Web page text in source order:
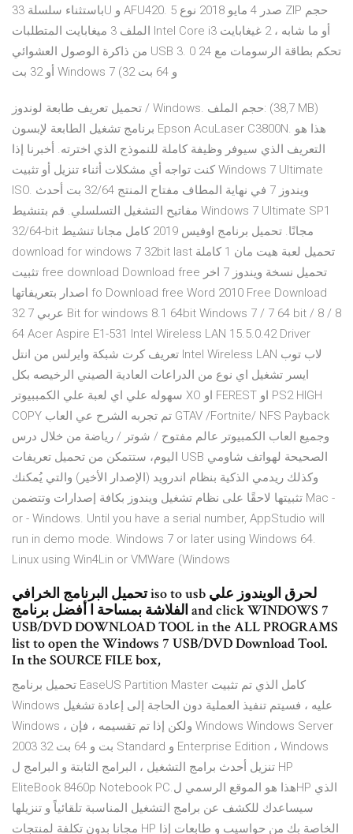
باستثناء سلسلة 33U و AFU420. 5 صدر 4 مايو 2018 نوع ZIP حجم
الملف 3 ميغابايت المتطلبات Intel Core i3 أو ما شابه ، 2 غيغابايت
من ذاكرة الوصول العشوائي USB 3. 0 تحكم بطاقة الرسومات مع 24
أو 32 بت Windows 7 (32 و 64 بت
تحميل تعريف طابعة لوندوز / Windows. حجم الملف: (38,7 MB)
برنامج تشغيل الطابعة لإبسون Epson AcuLaser C3800N. هذا هو
التعريف الذي سيوفر وظيفة كاملة للنموذج الذي اخترته. أخبرنا إذا
كنت تواجه أي مشكلات أثناء تنزيل أو تثبيت Windows 7 Ultimate
ISO. ويندوز 7 في نهاية المطاف مفتاح المنتج 32/64 بت أحدث
مفاتيح التشغيل التسلسلي. قم بتنشيط Windows 7 Ultimate SP1
32/64-bit مجانًا. تحميل برنامج اوفيس 2019 كامل مجانا تنشيط
download for windows 7 32bit last تحميل لعبة هيت مان 1 كاملة
تثبيت free download Download free تحميل نسخة ويندوز 7 اخر
اصدار بتعريفاتها fo Download free Word 2010 Free Download
عربي 7 32 Bit for windows 8.1 64bit Windows 7 / 7 64 bit / 8 / 8
64 Acer Aspire E1-531 Intel Wireless LAN 15.5.0.42 Driver
تعريف كرت شبكة وايرلس من انتل Intel Wireless LAN لاب توب
ايسر تشغيل اي نوع من الدراعات العادية الصيني الرخيصه بكل
سهوله علي اي لعبة علي الكمببيوتر XO او FEREST او PS2 HIGH
COPY تم تجربه الشرح عي العاب GTAV /Fortnite/ NFS Payback
وجميع العاب الكمبيوتر عالم مفتوح / شوتر / رياضة من خلال درس
اليوم، ستتمكن من تحميل تعريفات USB الصحيحة لهواتف شاومي
وكذلك ريدمي الذكية بنظام اندرويد (الإصدار الأخير) والتي يُمكنك
تثبيتها لاحقًا على نظام تشغيل ويندوز بكافة إصدارات وتتضمن Mac -
or - Windows. Until you have a serial number, AppStudio will
run in demo mode. Windows 7 or later using Windows 64.
Linux using Win4Lin or VMWare (Windows
تحميل البرنامج الخرافي iso to usb لحرق الويندوز علي
الفلاشة بمساحة ا أفضل برنامج and click WINDOWS 7
USB/DVD DOWNLOAD TOOL in the ALL PROGRAMS
list to open the Windows 7 USB/DVD Download Tool.
In the SOURCE FILE box,
تحميل برنامج EaseUS Partition Master كامل الذي تم تثبيت
Windows عليه ، فسيتم تنفيذ العملية دون الحاجة إلى إعادة تشغيل
Windows ، ولكن إذا تم تقسيمه ، فإن Windows Windows Server
2003 32 بت و 64 بت Standard و Enterprise Edition ، Windows
تنزيل أحدث برامج التشغيل ، البرامج الثابتة و البرامج ل HP
EliteBook 8460p Notebook PC.هذا هو الموقع الرسمي لHP الذي
سيساعدك للكشف عن برامج التشغيل المناسبة تلقائياً و تنزيلها
مجانا بدون تكلفة لمنتجات HP الخاصة بك من حواسيب و طابعات إذا